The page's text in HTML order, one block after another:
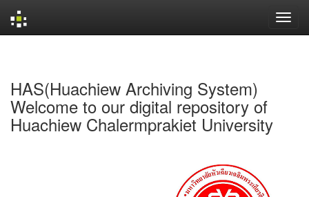
HAS(Huachiew Archiving System)
Welcome to our digital repository of
Huachiew Chalermprakiet University